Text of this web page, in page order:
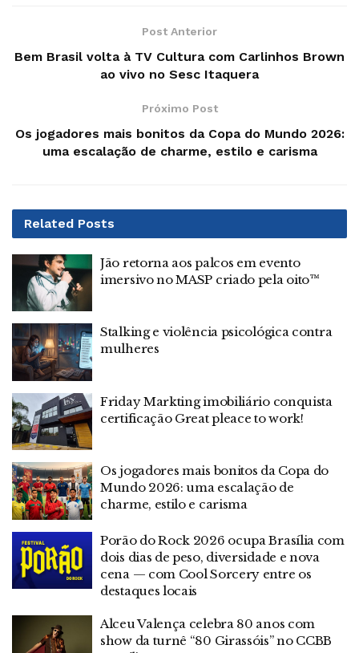
Post Anterior
Bem Brasil volta à TV Cultura com Carlinhos Brown
ao vivo no Sesc Itaquera
Próximo Post
Os jogadores mais bonitos da Copa do Mundo 2026:
uma escalação de charme, estilo e carisma
Related Posts
Jão retorna aos palcos em evento
imersivo no MASP criado pela oito™
Stalking e violência psicológica contra
mulheres
Friday Markting imobiliário conquista
certificação Great pleace to work!
Os jogadores mais bonitos da Copa do
Mundo 2026: uma escalação de
charme, estilo e carisma
Porão do Rock 2026 ocupa Brasília com
dois dias de peso, diversidade e nova
cena — com Cool Sorcery entre os
destaques locais
Alceu Valença celebra 80 anos com
show da turnê “80 Girassóis” no CCBB